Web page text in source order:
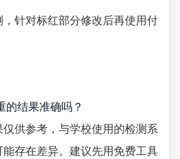
，针对标红部分修改后再使用付
的结果准确吗？
供参考，与学校使用的检测系
存在差异。建议先用免费工具